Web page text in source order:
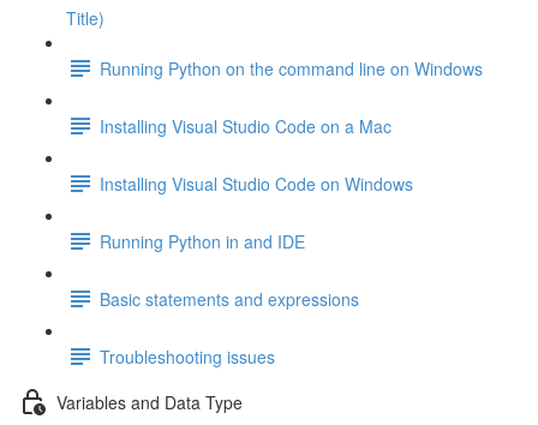
Title)
Running Python on the command line on Windows
Installing Visual Studio Code on a Mac
Installing Visual Studio Code on Windows
Running Python in and IDE
Basic statements and expressions
Troubleshooting issues
Variables and Data Type